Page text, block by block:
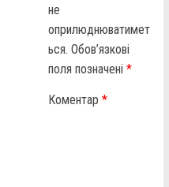
не
оприлюднюватимет
ься. Обов’язкові
поля позначені*
Коментар*